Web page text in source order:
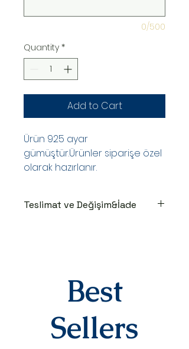
0/500
Quantity *
Add to Cart
Ürün 925 ayar
gümüştür.Ürünler siparişe özel
olarak hazırlanır.
Teslimat ve Değişim&İade
takip numaranız,anlaşmalı kargo
firmamız olan Yurtiçi Kargo
tarafından size sms olarak iletilir.
DEĞİŞİM&İADE
Kişiye özel
Best
Sellers